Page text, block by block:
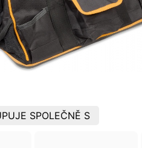
SPOLEČNĚ S